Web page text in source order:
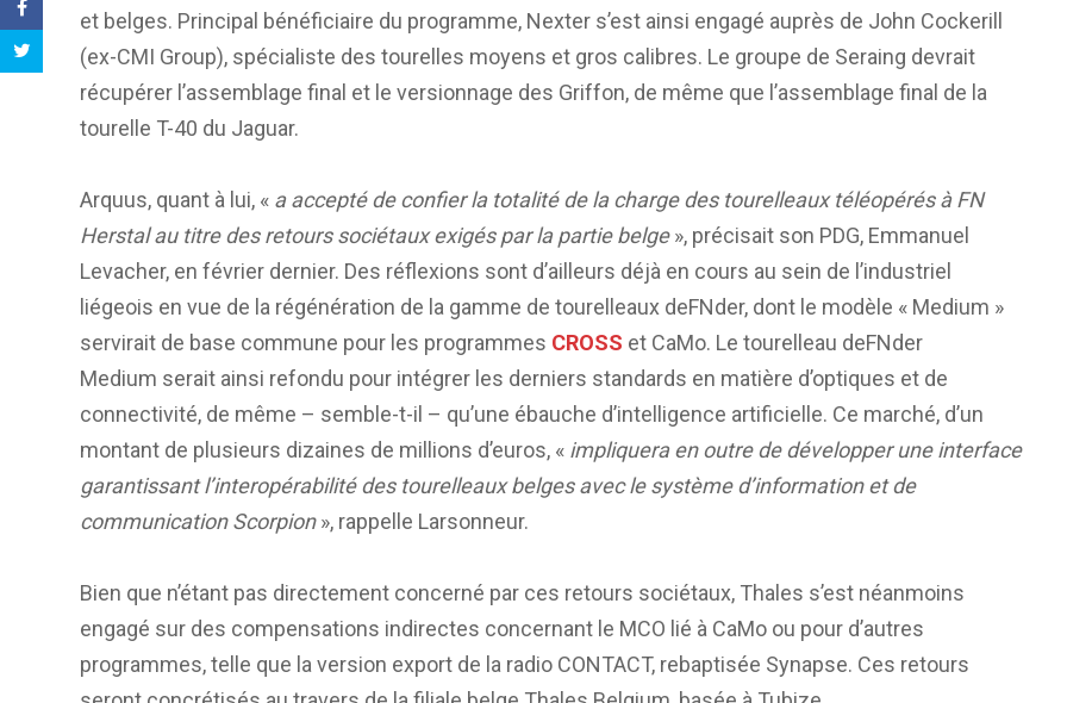
et belges. Principal bénéficiaire du programme, Nexter s’est ainsi engagé auprès de John Cockerill
(ex-CMI Group), spécialiste des tourelles moyens et gros calibres. Le groupe de Seraing devrait
récupérer l’assemblage final et le versionnage des Griffon, de même que l’assemblage final de la
tourelle T-40 du Jaguar.
Arquus, quant à lui, « a accepté de confier la totalité de la charge des tourelleaux téléopérés à FN
Herstal au titre des retours sociétaux exigés par la partie belge», précisait son PDG, Emmanuel
Levacher, en février dernier. Des réflexions sont d’ailleurs déjà en cours au sein de l’industriel
liégeois en vue de la régénération de la gamme de tourelleaux deFNder, dont le modèle « Medium »
servirait de base commune pour les programmes CROSS et CaMo. Le tourelleau deFNder
Medium serait ainsi refondu pour intégrer les derniers standards en matière d’optiques et de
connectivité, de même – semble-t-il – qu’une ébauche d’intelligence artificielle. Ce marché, d’un
montant de plusieurs dizaines de millions d’euros, « impliquera en outre de développer une interface
garantissant l’interopérabilité des tourelleaux belges avec le système d’information et de
communication Scorpion», rappelle Larsonneur.
Bien que n’étant pas directement concerné par ces retours sociétaux, Thales s’est néanmoins
engagé sur des compensations indirectes concernant le MCO lié à CaMo ou pour d’autres
programmes, telle que la version export de la radio CONTACT, rebaptisée Synapse. Ces retours